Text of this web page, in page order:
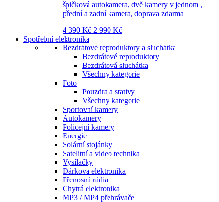
špičková autokamera, dvě kamery v jednom ,
přední a zadní kamera, doprava zdarma
4 390 Kč 2 990 Kč
Spotřební elektronika
Bezdrátové reproduktory a sluchátka
Bezdrátové reproduktory
Bezdrátová sluchátka
Všechny kategorie
Foto
Pouzdra a stativy
Všechny kategorie
Sportovní kamery
Autokamery
Policejní kamery
Energie
Solární stojánky
Satelitní a video technika
Vysílačky
Dárková elektronika
Přenosná rádia
Chytrá elektronika
MP3 / MP4 přehrávače